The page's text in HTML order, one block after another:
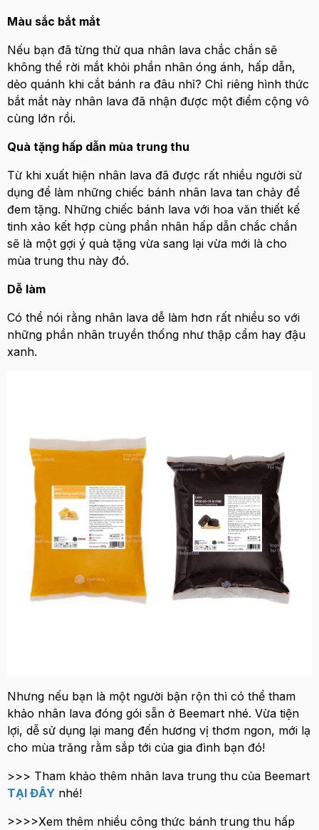
Màu sắc bắt mắt
Nếu bạn đã từng thử qua nhân lava chắc chắn sẽ
không thể rời mắt khỏi phần nhân óng ánh, hấp dẫn,
dẻo quánh khi cắt bánh ra đâu nhỉ? Chỉ riêng hình thức
bắt mắt này nhân lava đã nhận được một điểm cộng vô
cùng lớn rồi.
Quà tặng hấp dẫn mùa trung thu
Từ khi xuất hiện nhân lava đã được rất nhiều người sử
dụng để làm những chiếc bánh nhân lava tan chảy để
đem tặng. Những chiếc bánh lava với hoa văn thiết kế
tinh xảo kết hợp cùng phần nhân hấp dẫn chắc chắn
sẽ là một gợi ý quà tặng vừa sang lại vừa mới là cho
mùa trung thu này đó.
Dễ làm
Có thể nói rằng nhân lava dễ làm hơn rất nhiều so với
những phần nhân truyền thống như thập cẩm hay đậu
xanh.
Nhưng nếu bạn là một người bận rộn thì có thể tham
khảo nhân lava đóng gói sẵn ở Beemart nhé. Vừa tiện
lợi, dễ sử dụng lại mang đến hương vị thơm ngon, mới lạ
cho mùa trăng rằm sắp tới của gia đình bạn đó!
>>> Tham khảo thêm nhân lava trung thu của Beemart
TẠI ĐÂY nhé!
>>>>Xem thêm nhiều công thức bánh trung thu hấp